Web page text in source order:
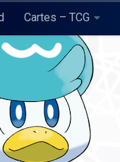
Cartes – TCG